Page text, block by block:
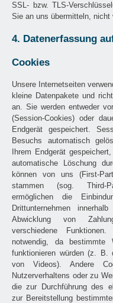
SSL- bzw. TLS-
Sie an uns übermitteln, nicht
4. Datenerfassung
Cookies
Unsere Internetseiten
kleine Datenpakete und
an. Sie werden entweder
(Session-Cookies) oder
Endgerät gespeichert.
Besuchs automatisch
Ihrem Endgerät
automatische Löschung
können von uns (First-
stammen (sog. Third-
ermöglichen die
Drittunternehmen
Abwicklung von
verschiedene
notwendig, da bestimmte
funktionieren würden (z. B.
von Videos). Andere
Nutzerverhaltens oder zu
die zur Durchführung des
zur Bereitstellung